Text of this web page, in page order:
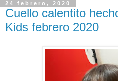
24 febrero, 2020
Cuello calentito
Kids febrero 2020